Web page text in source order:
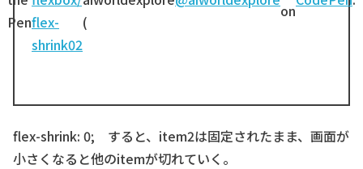
Penflex-
shrink02
(
on
flex-shrink: 0; すると、item2は固定されたまま、画面が
小さくなると他のitemが切れていく。